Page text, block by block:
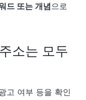
드 또는 개념으로
소는 모두
고 여부 등을 확인